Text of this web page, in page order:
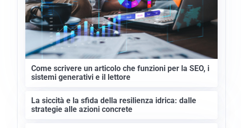
Come scrivere un articolo che funzioni per la SEO, i
sistemi generativi e il lettore
La siccità e la sfida della resilienza idrica: dalle
strategie alle azioni concrete